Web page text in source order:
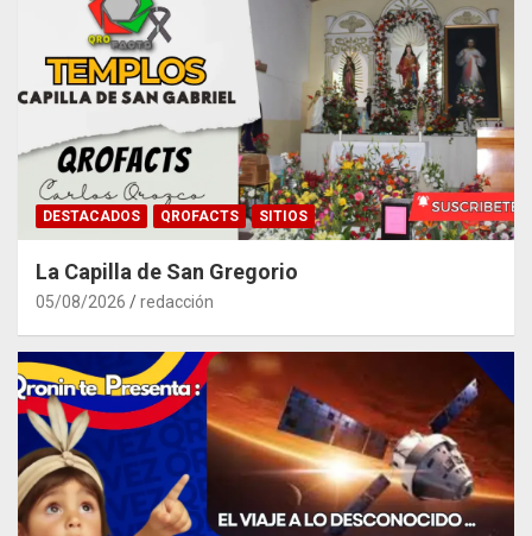
DESTACADOS QROFACTS SITIOS
La Capilla de San Gregorio
05/08/2026 redacción